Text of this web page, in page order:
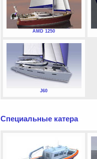
AMD 1250
J60
Специальные катера